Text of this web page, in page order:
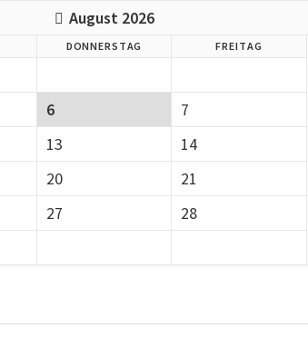
August 2026
DONNERSTAG FREITAG
6 7
13 14
20 21
27 28